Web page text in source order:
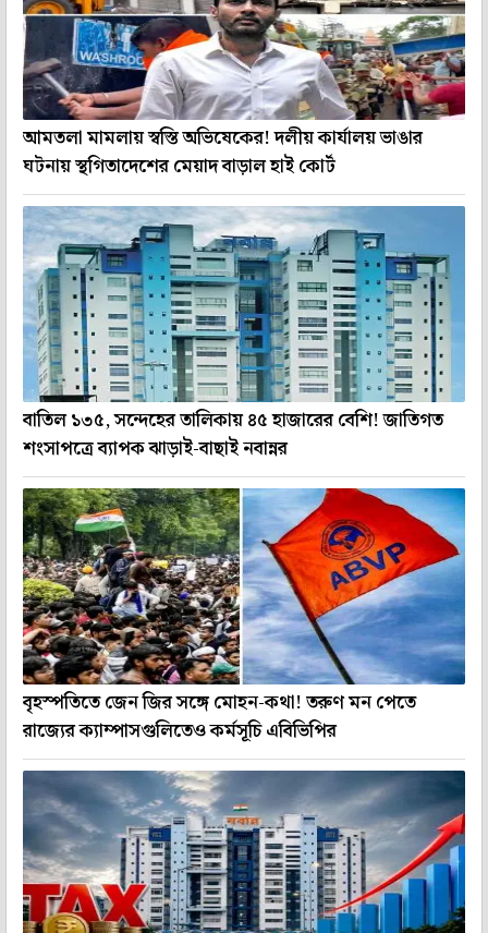
আমতলা মামলায় স্বস্তি অভিষেকের! দলীয় কার্যালয় ভাঙার
ঘটনায় স্থগিতাদেশের মেয়াদ বাড়াল হাই কোর্ট
বাতিল ১৩৫, সন্দেহের তালিকায় ৪৫ হাজারের বেশি! জাতিগত
শংসাপত্রে ব্যাপক ঝাড়াই-বাছাই নবান্নর
বৃহস্পতিতে জেন জির সঙ্গে মোহন-কথা! তরুণ মন পেতে
রাজ্যের ক্যাম্পাসগুলিতেও কর্মসূচি এবিভিপির